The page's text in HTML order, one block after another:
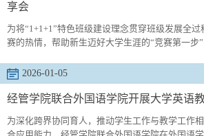
们提高重视...
享会
为将“1+1+1”特色班级建设理念贯穿班级发展全
赛的热情，帮助新生迈好大学生涯的“竞赛第一步
动由25级财务管理专业班主任于培友老师组织并
主讲，25级财务全体同学共同参与。分享会伊始
学科竞赛”为切入点，结合自身经历，从短期与长
2026-01-05
经管学院联合外国语学院开展大学英语
为深化跨界协同育人，推动学生工作与教学工作